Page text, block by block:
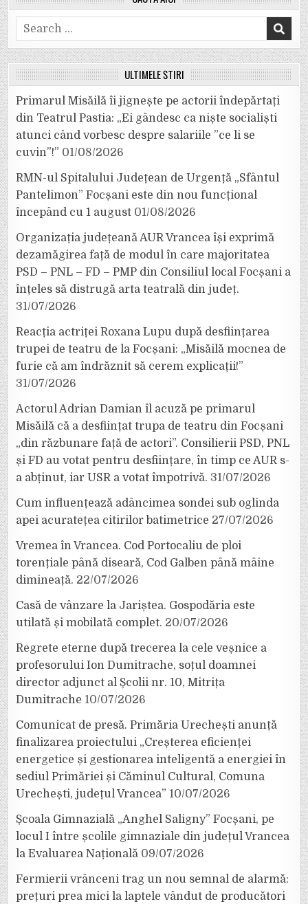
Search
for:
ULTIMELE ȘTIRI
Primarul Misăilă îi jignește pe actorii îndepărtați
din Teatrul Pastia: „Ei gândesc ca niște socialiști
atunci când vorbesc despre salariile ”ce li se
cuvin”!” 01/08/2026
RMN-ul Spitalului Județean de Urgență „Sfântul
Pantelimon” Focșani este din nou funcțional
începând cu 1 august 01/08/2026
Organizația județeană AUR Vrancea își exprimă
dezamăgirea față de modul în care majoritatea
PSD – PNL – FD – PMP din Consiliul local Focșani a
înțeles să distrugă arta teatrală din județ.
31/07/2026
Reacția actriței Roxana Lupu după desființarea
trupei de teatru de la Focșani: „Misăilă mocnea de
furie că am îndrăznit să cerem explicații!”
31/07/2026
Actorul Adrian Damian îl acuză pe primarul
Misăilă că a desființat trupa de teatru din Focșani
„din răzbunare față de actori”. Consilierii PSD, PNL
și FD au votat pentru desființare, în timp ce AUR s-
a abținut, iar USR a votat împotrivă. 31/07/2026
Cum influențează adâncimea sondei sub oglinda
apei acuratețea citirilor batimetrice 27/07/2026
Vremea în Vrancea. Cod Portocaliu de ploi
torențiale până diseară, Cod Galben până mâine
dimineață. 22/07/2026
Casă de vânzare la Jariștea. Gospodăria este
utilată și mobilată complet. 20/07/2026
Regrete eterne după trecerea la cele veșnice a
profesorului Ion Dumitrache, soțul doamnei
director adjunct al Școlii nr. 10, Mitrița
Dumitrache 10/07/2026
Comunicat de presă. Primăria Urechești anunță
finalizarea proiectului „Creșterea eficienței
energetice și gestionarea inteligentă a energiei în
sediul Primăriei și Căminul Cultural, Comuna
Urechești, județul Vrancea” 10/07/2026
Școala Gimnazială „Anghel Saligny” Focșani, pe
locul I între școlile gimnaziale din județul Vrancea
la Evaluarea Națională 09/07/2026
Fermierii vrânceni trag un nou semnal de alarmă:
prețuri prea mici la laptele vândut de producători